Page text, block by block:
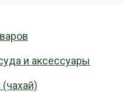
и аксессуары